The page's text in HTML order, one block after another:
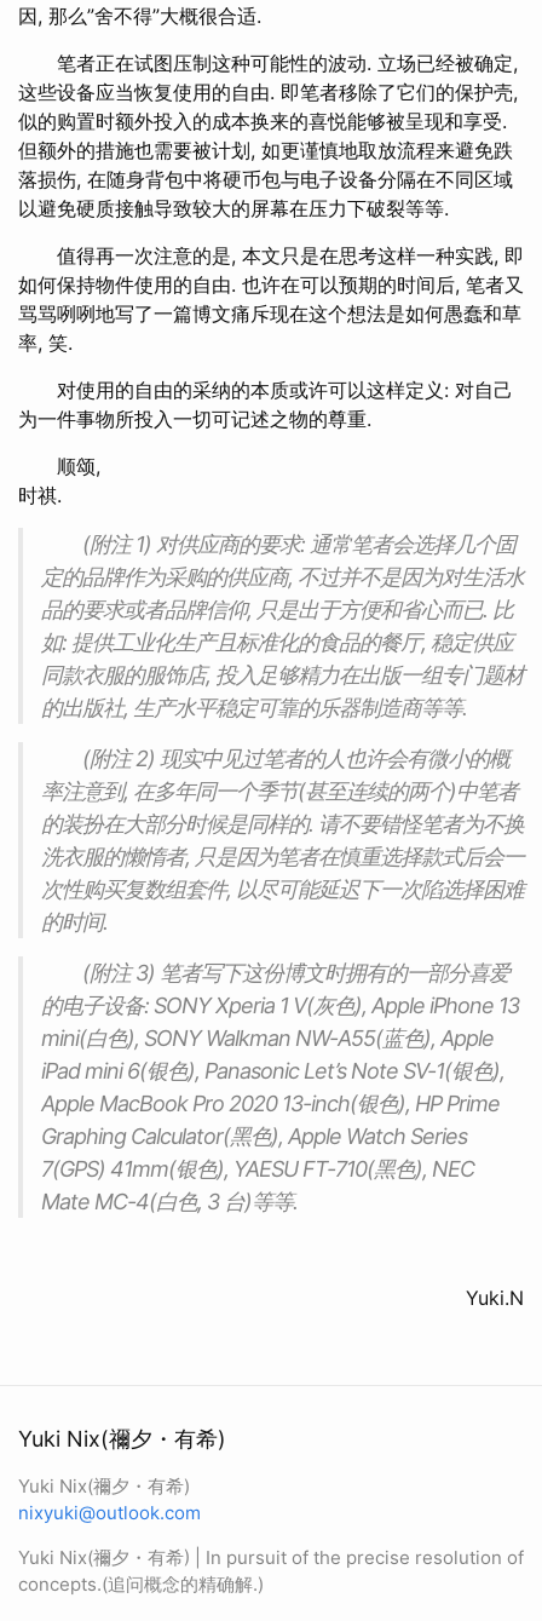
因, 那么”舍不得”大概很合适.
笔者正在试图压制这种可能性的波动. 立场已经被确定,
这些设备应当恢复使用的自由. 即笔者移除了它们的保护壳,
似的购置时额外投入的成本换来的喜悦能够被呈现和享受.
但额外的措施也需要被计划, 如更谨慎地取放流程来避免跌
落损伤, 在随身背包中将硬币包与电子设备分隔在不同区域
以避免硬质接触导致较大的屏幕在压力下破裂等等.
值得再一次注意的是, 本文只是在思考这样一种实践, 即
如何保持物件使用的自由. 也许在可以预期的时间后, 笔者又
骂骂咧咧地写了一篇博文痛斥现在这个想法是如何愚蠢和草
率, 笑.
对使用的自由的采纳的本质或许可以这样定义: 对自己
为一件事物所投入一切可记述之物的尊重.
顺颂,
时祺.
(附注 1) 对供应商的要求: 通常笔者会选择几个固
定的品牌作为采购的供应商, 不过并不是因为对生活水
品的要求或者品牌信仰, 只是出于方便和省心而已. 比
如: 提供工业化生产且标准化的食品的餐厅, 稳定供应
同款衣服的服饰店, 投入足够精力在出版一组专门题材
的出版社, 生产水平稳定可靠的乐器制造商等等.
(附注 2) 现实中见过笔者的人也许会有微小的概
率注意到, 在多年同一个季节(甚至连续的两个)中笔者
的装扮在大部分时候是同样的. 请不要错怪笔者为不换
洗衣服的懒惰者, 只是因为笔者在慎重选择款式后会一
次性购买复数组套件, 以尽可能延迟下一次陷选择困难
的时间.
(附注 3) 笔者写下这份博文时拥有的一部分喜爱
的电子设备: SONY Xperia 1 V(灰色), Apple iPhone 13
mini(白色), SONY Walkman NW-A55(蓝色), Apple
iPad mini 6(银色), Panasonic Let’s Note SV-1(银色),
Apple MacBook Pro 2020 13-inch(银色), HP Prime
Graphing Calculator(黑色), Apple Watch Series
7(GPS) 41mm(银色), YAESU FT-710(黑色), NEC
Mate MC-4(白色, 3 台)等等.
Yuki.N
Yuki Nix(禰夕・有希)
Yuki Nix(禰夕・有希)
nixyuki@outlook.com
Yuki Nix(禰夕・有希) | In pursuit of the precise resolution of
concepts.(追问概念的精确解.)